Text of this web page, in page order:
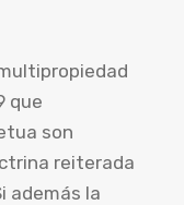
que
son
reiterada
además la